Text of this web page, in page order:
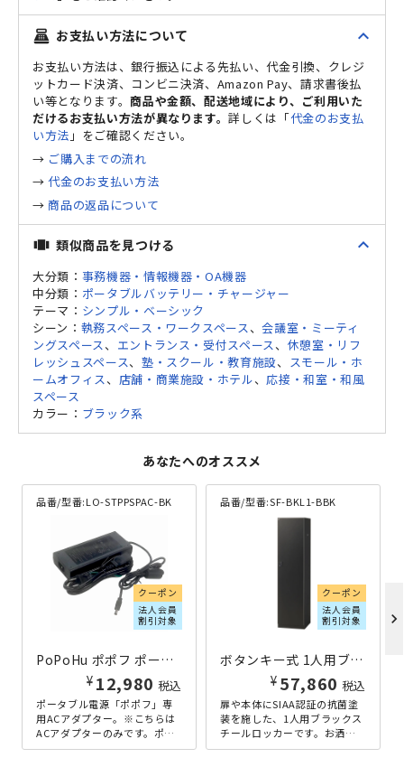
point_of_sale お支払い方法について expand_less
お支払い方法は、銀行振込による先払い、代金引換、クレジ
ットカード決済、コンビニ決済、Amazon Pay、請求書後払
い等となります。商品や金額、配送地域により、ご利用いた
だけるお支払い方法が異なります。詳しくは「代金のお支払
い方法 」をご確認ください。
→ ご購入までの流れ
→代金のお支払い方法
→ 商品の返品について
view_carousel 類似商品を見つける expand_less
大分類： 事務機器・情報機器・OA機器
中分類： ポータブルバッテリー・チャージャー
テーマ： シンプル・ベーシック
シーン： 執務スペース・ワークスペース 、会議室・ミーティ
ングスペース 、 エントランス・受付スペース 、 休憩室・リフ
レッシュスペース、 塾・スクール・教育施設、
スモール・ホ
ームオフィス 、 店舗・商業施設・ホテル、 応接・和室・和風
スペース
カラー： ブラック系
あなたへのオススメ
品番/型番:LO-STPPSPAC-BK
クーポン
法人会員
割引対象
PoPoHu ポポフ ポータブルバッテリー ACアダプター ブラック
¥ 12,980 税込
ポータブル電源「ポポフ」専
用ACアダプター。※こちらは
ACアダプターのみです。ポポ
フ本体は別売となります。
品番/型番:SF-BKL1-BBK
クーポン
法人会員
割引対象
ボタンキー式 1人用ブラックロッカー W450×D515×H1800 ブラック
¥ 57,860 税込
扉や本体にSIAA認証の抗菌塗
装を施した、1人用ブラックス
チールロッカーです。お洒落
なブラックサテン色で、モノ
chevron_right